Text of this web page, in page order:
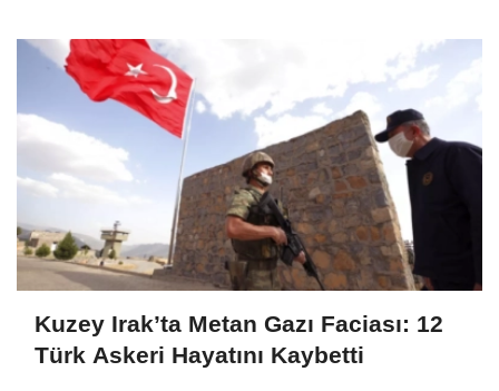
Kuzey Irak’ta Metan Gazı Faciası: 12
Türk Askeri Hayatını Kaybetti